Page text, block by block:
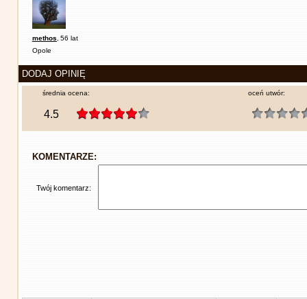
methos 56 lat
Opole
DODAJ OPINIĘ
średnia ocena:
4.5
oceń utwór:
KOMENTARZE:
Twój komentarz: